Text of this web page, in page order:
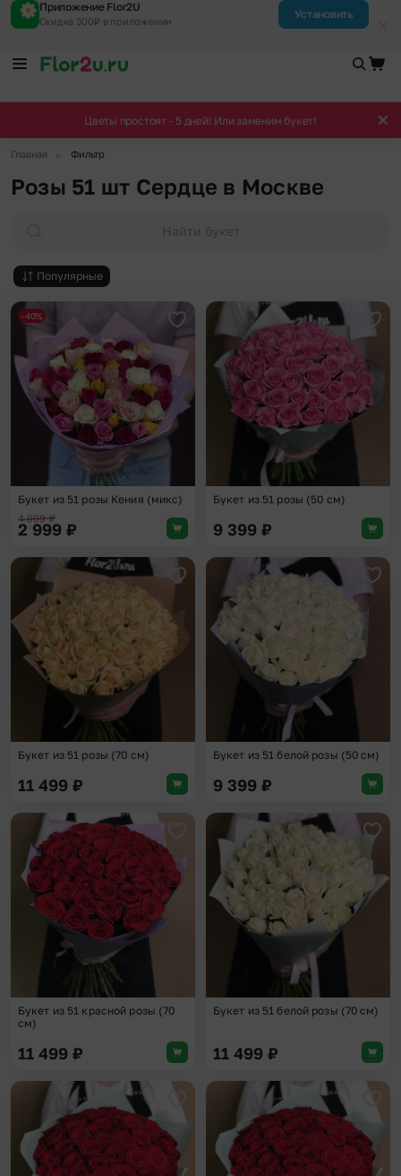
Приложение Flor2U
Скидка 300₽ в приложении
Установить
Цветы простоят - 5 дней! Или заменим букет!
Главная Фильтр
Розы 51 шт Сердце в Москве
Найти букет
Популярные
Добавить в избранное
-40%
Букет из 51 розы Кения (микс)
4 999₽
2 999 ₽
Букет из 51 розы (50 см)
9 399 ₽
Добавить в избранное
Букет из 51 розы (70 см)
11 499 ₽
Букет из 51 белой розы (50 см)
9 399 ₽
Добавить в избранное
Букет из 51 красной розы (70
см)
11 499 ₽
Букет из 51 белой розы (70 см)
11 499 ₽
Добавить в избранное